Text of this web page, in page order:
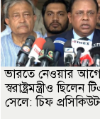
ভারতে নেওয়ার
স্বরাষ্ট্রমন্ত্রীও
সেলে: চিফ